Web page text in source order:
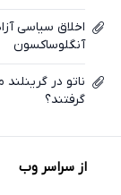
اخلاق سیاسی
آنگلوساکسون
ناتو در
گرفتند؟
از سراسر وب